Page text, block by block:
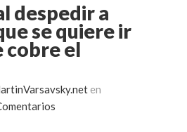
despedir a
se quiere ir
cobre el
en